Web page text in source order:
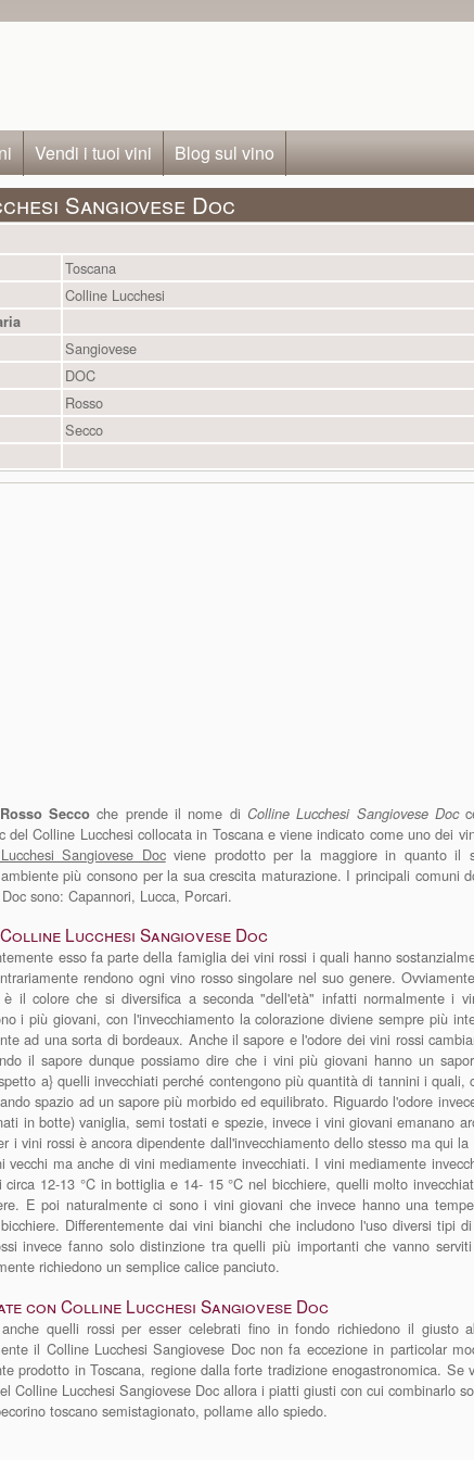
Vendi i tuoi vini Blog sul vino
Sangiovese Doc
Toscana
Colline Lucchesi
Sangiovese
DOC
Rosso
Secco
Secco che prende il nome di Colline Lucchesi Sangiovese Doc
del Colline Lucchesi collocata in Toscana e viene indicato come uno dei
Sangiovese Docviene prodotto per la maggiore in quanto il
più consono per la sua crescita maturazione. I principali comuni
sono: Capannori, Lucca, Porcari.
Lucchesi Sangiovese Doc
esso fa parte della famiglia dei vini rossi i quali hanno
rendono ogni vino rosso singolare nel suo genere.
il colore che si diversifica a seconda "dell'età" infatti normalmente i
i più giovani, con l'invecchiamento la colorazione diviene sempre più
ad una sorta di bordeaux. Anche il sapore e l'odore dei vini rossi
il sapore dunque possiamo dire che i vini più giovani hanno un
a} quelli invecchiati perché contengono più quantità di tannini i quali,
spazio ad un sapore più morbido ed equilibrato. Riguardo l'odore
in botte) vaniglia, semi tostati e spezie, invece i vini giovani emanano
i vini rossi è ancora dipendente dall'invecchiamento dello stesso ma qui
vecchi ma anche di vini mediamente invecchiati. I vini mediamente
12-13 °C in bottiglia e 14- 15 °C nel bicchiere, quelli molto
E poi naturalmente ci sono i vini giovani che invece hanno una
Differentemente dai vini bianchi che includono l'uso diversi tipi
invece fanno solo distinzione tra quelli più importanti che vanno
richiedono un semplice calice panciuto.
con Colline Lucchesi Sangiovese Doc
quelli rossi per esser celebrati fino in fondo richiedono il giusto
il Colline Lucchesi Sangiovese Doc non fa eccezione in particolar
prodotto in Toscana, regione dalla forte tradizione enogastronomica. Se
Colline Lucchesi Sangiovese Doc allora i piatti giusti con cui combinarlo
toscano semistagionato, pollame allo spiedo.